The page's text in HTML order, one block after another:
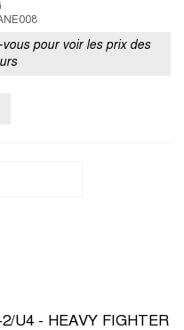
pour voir les prix des
U4 - HEAVY FIGHTER